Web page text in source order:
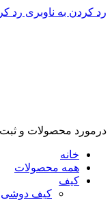
رد کردن به ناوبری رد
درمورد محصولات و
خانه
همه محصولات
کیف
کیف دوشی